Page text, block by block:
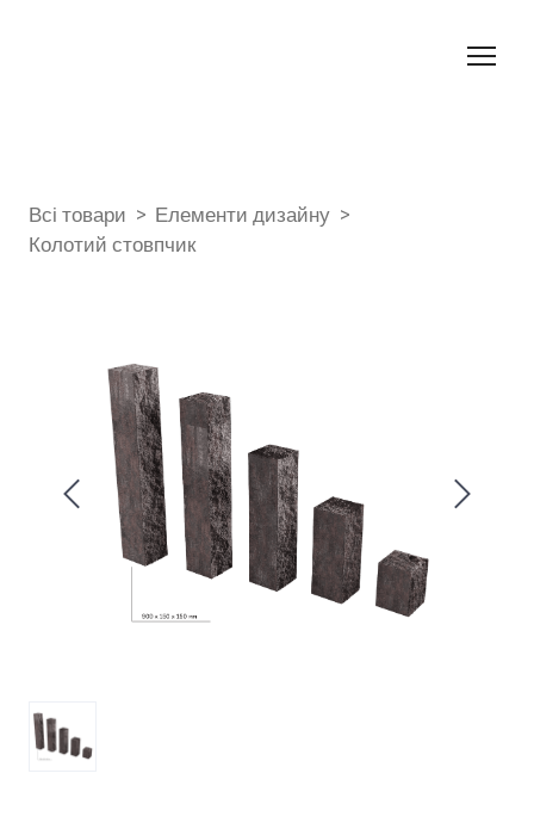
Всі товари
Елементи дизайну
Колотий стовпчик